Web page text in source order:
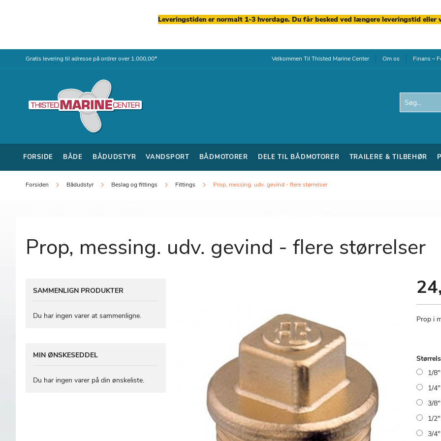
Leveringstiden er normalt 1-3 hverdage. Du får besked ved længere leveringstid eller
Gratis levering til adresse på ordrer over 1.000,00*Skip
Velkommen Til Thisted Marine Center Om os Finans –
Search
FORSIDE BÅDE BÅDUDSTYR VANDSPORT BÅDMOTORER DELE TIL BÅDMOTORER TRAILERE & TILBEHØR
Forsiden Bådudstyr Beslag og fittings Fittings Prop, messing. udv. gevind - flere størrelser
Prop, messing. udv. gevind - flere størrelser
Prop i
1/
1/
3/
1/
3/
SAMMENLIGN PRODUKTER
Du har ingen varer at sammenligne.
MIN ØNSKESEDDEL
Du har ingen varer på din ønskeliste.